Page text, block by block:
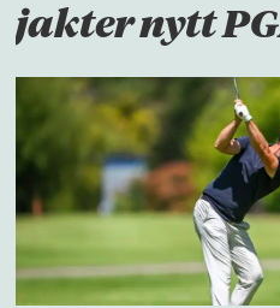
jakter nytt